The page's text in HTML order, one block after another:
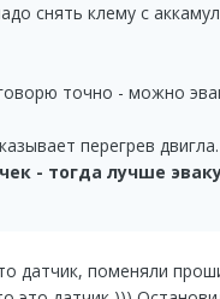
снять клему с
точно - можно
перегрев
- тогда лучше
датчик, поменяли